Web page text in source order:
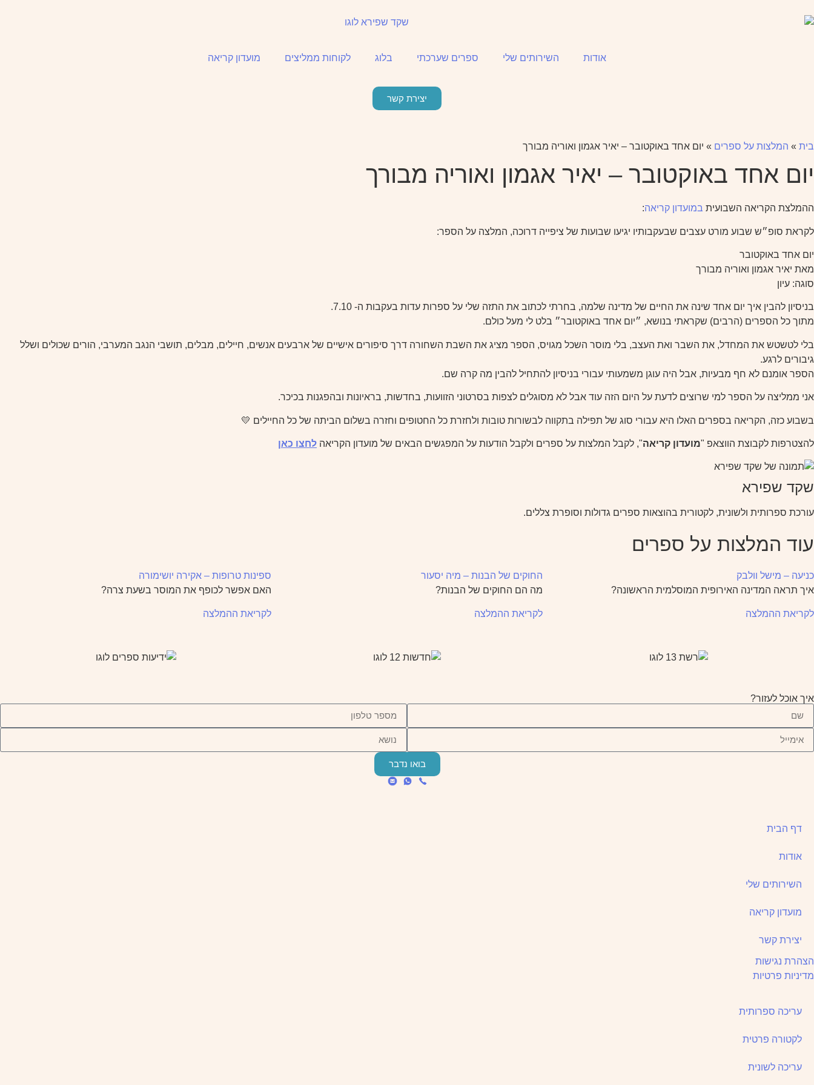
אודות השירותים שלי ספרים שערכתי בלוג לקוחות ממליצים מועדון קריאה
יצירת קשר
בית » המלצות על ספרים » יום אחד באוקטובר – יאיר אגמון ואוריה מבורך
יום אחד באוקטובר – יאיר אגמון ואוריה מבורך
ההמלצת הקריאה השבועית במועדון קריאה:
לקראת סופ״ש שבוע מורט עצבים שבעקבותיו יגיעו שבועות של ציפייה דרוכה, המלצה על הספר:
יום אחד באוקטובר
מאת יאיר אגמון ואוריה מבורך
סוגה: עיון
בניסיון להבין איך יום אחד שינה את החיים של מדינה שלמה, בחרתי לכתוב את התזה שלי על ספרות עדות בעקבות ה- 7.10.
מתוך כל הספרים (הרבים) שקראתי בנושא, ״יום אחד באוקטובר״ בלט לי מעל כולם.
בלי לטשטש את המחדל, את השבר ואת העצב, בלי מוסר השכל מגויס, הספר מציג את השבת השחורה דרך סיפורים אישיים של ארבעים אנשים, חיילים, מבלים, תושבי הנגב המערבי, הורים שכולים ושלל
גיבורים לרגע.
הספר אומנם לא חף מבעיות, אבל היה עוגן משמעותי עבורי בניסיון להתחיל להבין מה קרה שם.
אני ממליצה על הספר למי שרוצים לדעת על היום הזה עוד אבל לא מסוגלים לצפות בסרטוני הזוועות, בחדשות, בראיונות ובהפגנות בכיכר.
בשבוע כזה, הקריאה בספרים האלו היא עבורי סוג של תפילה בתקווה לבשורות טובות ולחזרת כל החטופים וחזרה בשלום הביתה של כל החיילים 💛
להצטרפות לקבוצת הווצאפ "מועדון קריאה", לקבל המלצות על ספרים ולקבל הודעות על המפגשים הבאים של מועדון הקריאה לחצו כאן
שקד שפירא
עורכת ספרותית ולשונית, לקטורית בהוצאות ספרים גדולות וסופרת צללים.
עוד המלצות על ספרים
כניעה – מישל וולבק
איך תראה המדינה האירופית המוסלמית הראשונה?
לקריאת ההמלצה
החוקים של הבנות – מיה יסעור
מה הם החוקים של הבנות?
לקריאת ההמלצה
ספינות טרופות – אקירה יושימורה
האם אפשר לכופף את המוסר בשעת צרה?
לקריאת ההמלצה
איך אוכל לעזור?
בואו נדבר
דף הבית
אודות
השירותים שלי
מועדון קריאה
יצירת קשר
הצהרת נגישות
מדיניות פרטיות
עריכה ספרותית
לקטורה פרטית
עריכה לשונית